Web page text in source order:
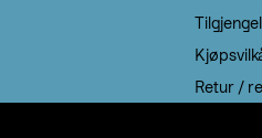
Retur /